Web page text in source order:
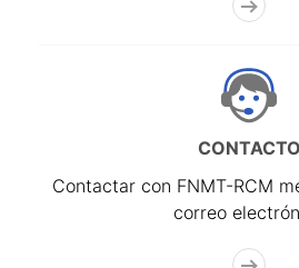
CONTACTO
Contactar con FNMT-RCM
correo